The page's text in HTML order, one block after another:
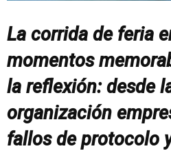
La corrida de feria
momentos
la reflexión: desde
organización
fallos de protocolo